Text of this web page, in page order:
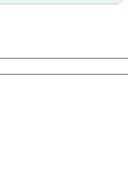
von
Adresse an
werden.